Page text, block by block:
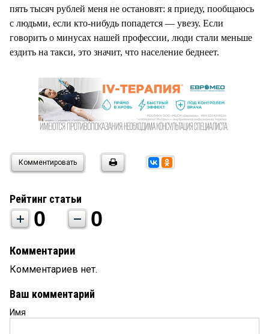
пять тысяч рублей меня не остановят: я приеду, пообщаюсь
с людьми, если кто-нибудь попадется — увезу. Если
говорить о минусах нашей профессии, люди стали меньше
ездить на такси, это значит, что население беднеет.
Комментировать
Рейтинг статьи
0 0
Комментарии
Комментариев нет.
Ваш комментарий
Имя